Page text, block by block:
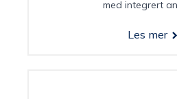
med integrert
Les mer